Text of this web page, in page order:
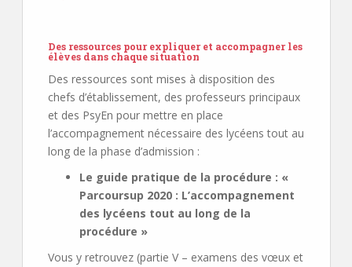
Des ressources pour expliquer et accompagner les
élèves dans chaque situation
Des ressources sont mises à disposition des
chefs d’établissement, des professeurs principaux
et des PsyEn pour mettre en place
l’accompagnement nécessaire des lycéens tout au
long de la phase d’admission :
Le guide pratique de la procédure : «
Parcoursup 2020 : L’accompagnement
des lycéens tout au long de la
procédure »
Vous y retrouvez (partie V – examens des vœux et